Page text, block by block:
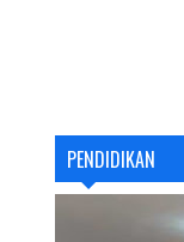
PENDIDIKAN